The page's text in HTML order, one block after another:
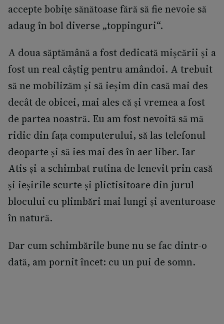
accepte bobițe sănătoase fără să fie nevoie să
adaug în bol diverse „toppinguri“.
A doua săptămână a fost dedicată mișcării și a
fost un real câștig pentru amândoi. A trebuit
să ne mobilizăm și să ieșim din casă mai des
decât de obicei, mai ales că și vremea a fost
de partea noastră. Eu am fost nevoită să mă
ridic din fața computerului, să las telefonul
deoparte și să ies mai des în aer liber. Iar
Atis și-a schimbat rutina de lenevit prin casă
și ieșirile scurte și plictisitoare din jurul
blocului cu plimbări mai lungi și aventuroase
în natură.
Dar cum schimbările bune nu se fac dintr-o
dată, am pornit încet: cu un pui de somn.